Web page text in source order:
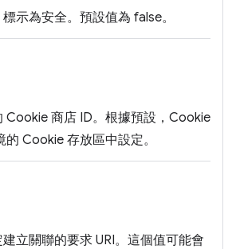
示為安全。預設值為 false。
Cookie 商店 ID。根據預設，Cookie
Cookie 存放區中設定。
立關聯的要求 URI。這個值可能會